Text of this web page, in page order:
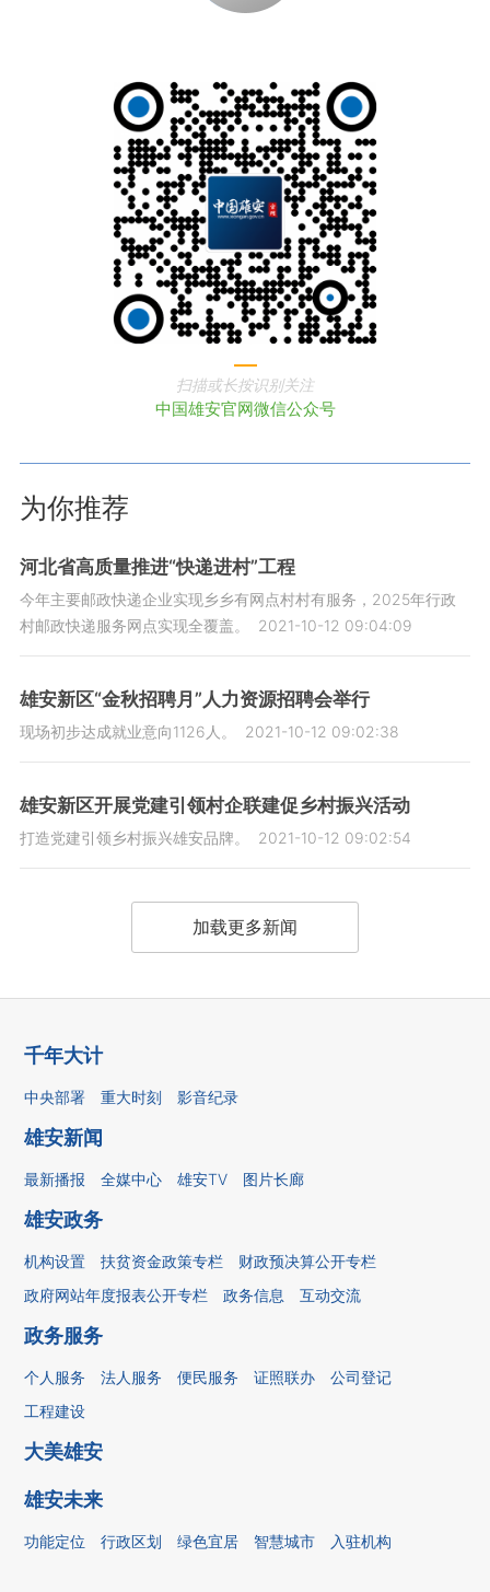
扫描或长按识别关注
中国雄安官网微信公众号
为你推荐
河北省高质量推进“快递进村”工程
今年主要邮政快递企业实现乡乡有网点村村有服务，2025年行政
村邮政快递服务网点实现全覆盖。
2021-10-12 09:04:09
雄安新区“金秋招聘月”人力资源招聘会举行
现场初步达成就业意向1126人。 2021-10-12 09:02:38
雄安新区开展党建引领村企联建促乡村振兴活动
打造党建引领乡村振兴雄安品牌。 2021-10-12 09:02:54
加载更多新闻
千年大计
中央部署 重大时刻 影音纪录
雄安新闻
最新播报 全媒中心 雄安TV 图片长廊
雄安政务
机构设置 扶贫资金政策专栏
财政预决算公开专栏
政府网站年度报表公开专栏
政务信息 互动交流
政务服务
个人服务 法人服务 便民服务 证照联办
公司登记
工程建设
大美雄安
雄安未来
功能定位 行政区划 绿色宜居 智慧城市 入驻机构